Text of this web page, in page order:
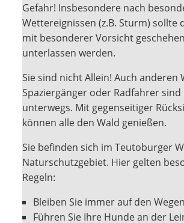
Gefahr! Insbesondere nach
Wettereignissen (z.B. Sturm) sollte
mit besonderer Vorsicht
unterlassen werden.
Sie sind nicht Allein! Auch anderen
Spaziergänger oder Radfahrer sind
unterwegs. Mit gegenseitiger
können alle den Wald genießen.
Sie befinden sich im Teutoburger
Naturschutzgebiet. Hier gelten
Regeln:
Bleiben Sie immer auf den Wegen
Führen Sie Ihre Hunde an der